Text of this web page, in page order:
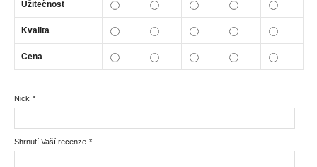
Užitečnost
Kvalita
Cena
*
Nick
*
Shrnutí Vaší recenze